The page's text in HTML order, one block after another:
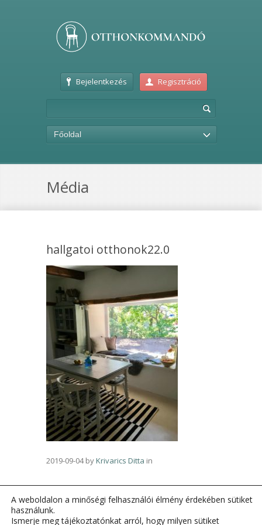
Bejelentkezés Regisztráció
Főoldal
Média
hallgatoi otthonok22.0
2019-09-04byKrivarics Ditta in
A weboldalon a minőségi felhasználói élmény érdekében sütiket
használunk.
Ismerje meg tájékoztatónkat arról, hogy milyen sütiket